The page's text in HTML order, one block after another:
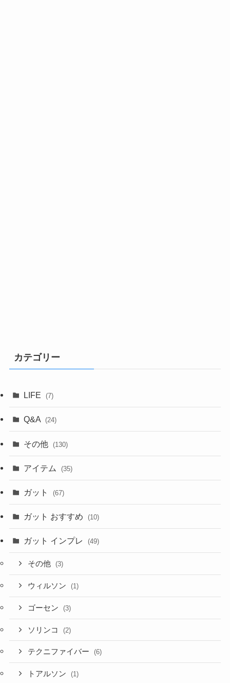
カテゴリー
LIFE (7)
Q&A (24)
その他 (130)
アイテム (35)
ガット (67)
ガット おすすめ (10)
ガット インプレ (49)
その他 (3)
ウィルソン (1)
ゴーセン (3)
ソリンコ (2)
テクニファイバー (6)
トアルソン (1)